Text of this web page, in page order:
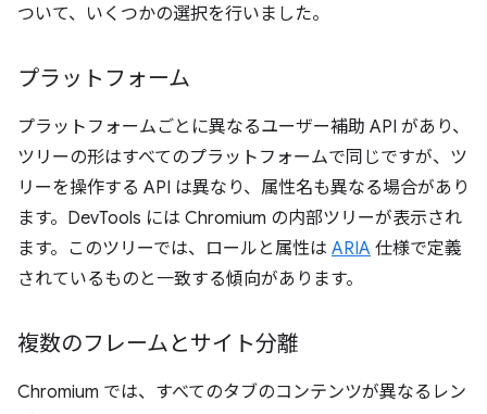
ついて、いくつかの選択を行いました。
プラットフォーム
プラットフォームごとに異なるユーザー補助 API があり、
ツリーの形はすべてのプラットフォームで同じですが、ツ
リーを操作する API は異なり、属性名も異なる場合があり
ます。DevTools には Chromium の内部ツリーが表示され
ます。このツリーでは、ロールと属性は ARIA 仕様で定義
されているものと一致する傾向があります。
複数のフレームとサイト分離
Chromium では、すべてのタブのコンテンツが異なるレン